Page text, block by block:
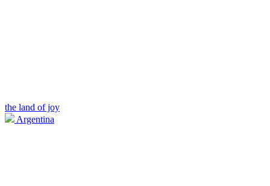
the land of joy
Argentina